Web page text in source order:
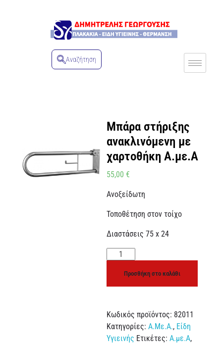
Αναζήτηση
Μπάρα στήριξης
ανακλινόμενη με
χαρτοθήκη Α.με.Α
55,00 €
Ανοξείδωτη
Τοποθέτηση στον τοίχο
Διαστάσεις 75 x 24
Προσθήκη στο καλάθι
Κωδικός προϊόντος: 82011
Κατηγορίες: Α.Με.Α., Είδη
Υγιεινής Ετικέτες: Α.με.Α,